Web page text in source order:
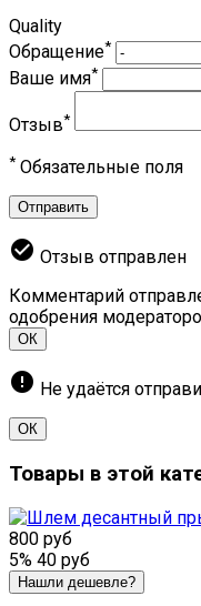
Quality
Обращение*
Ваше имя*
Отзыв*
* Обязательные поля
Отправить
check_circle Отзыв отправлен
Комментарий
одобрения
ОК
error Не удаётся
ОК
Товары в этой
800 руб
5% 40 руб
Нашли дешевле?